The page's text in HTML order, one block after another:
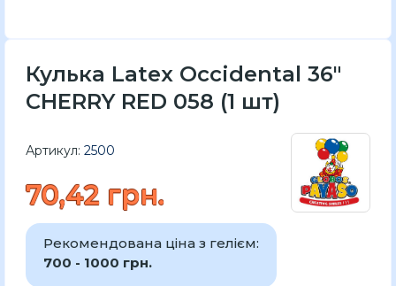
Кулька Latex Occidental 36"
CHERRY RED 058 (1 шт)
Артикул: 2500
70,42 грн.
Рекомендована ціна з гелієм:
700 - 1000 грн.